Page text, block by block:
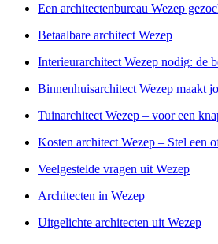
Een architectenbureau Wezep
Betaalbare architect Wezep
Interieurarchitect Wezep nodig: de
Binnenhuisarchitect Wezep maakt
Tuinarchitect Wezep – voor een
Kosten architect Wezep – Stel een
Veelgestelde vragen uit Wezep
Architecten in Wezep
Uitgelichte architecten uit Wezep